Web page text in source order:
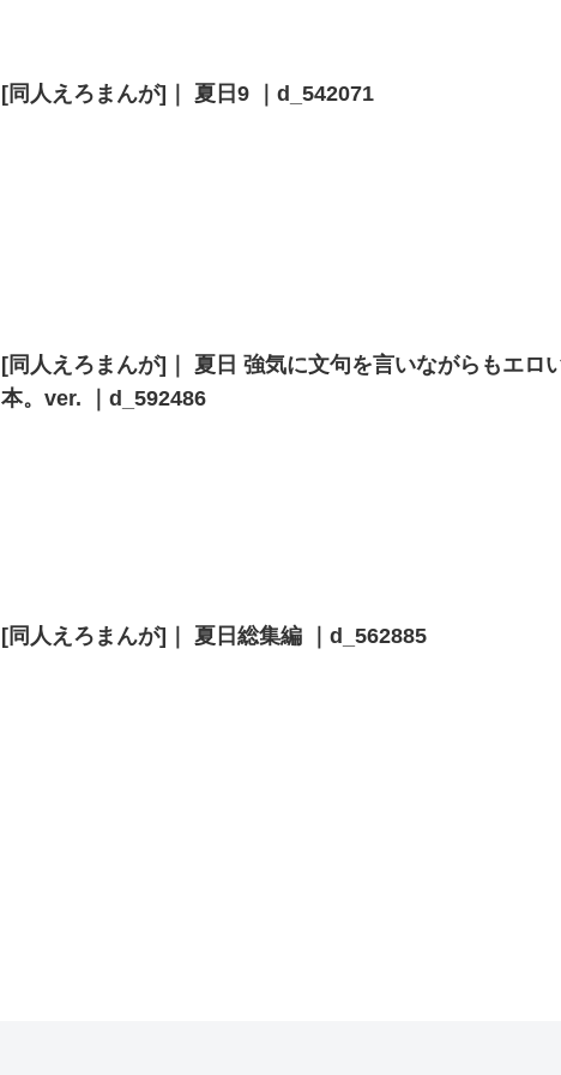
[同人えろまんが]｜ 夏日9 ｜d_542071
[同人えろまんが]｜ 夏日 強気に文句を言いながらもエロ
本。ver. ｜d_592486
[同人えろまんが]｜ 夏日総集編 ｜d_562885